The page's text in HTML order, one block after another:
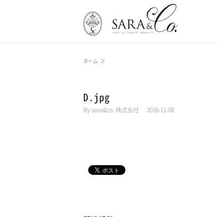
ホーム ＞
D.jpg
Bysara&co. 株式会社 2016-11-08